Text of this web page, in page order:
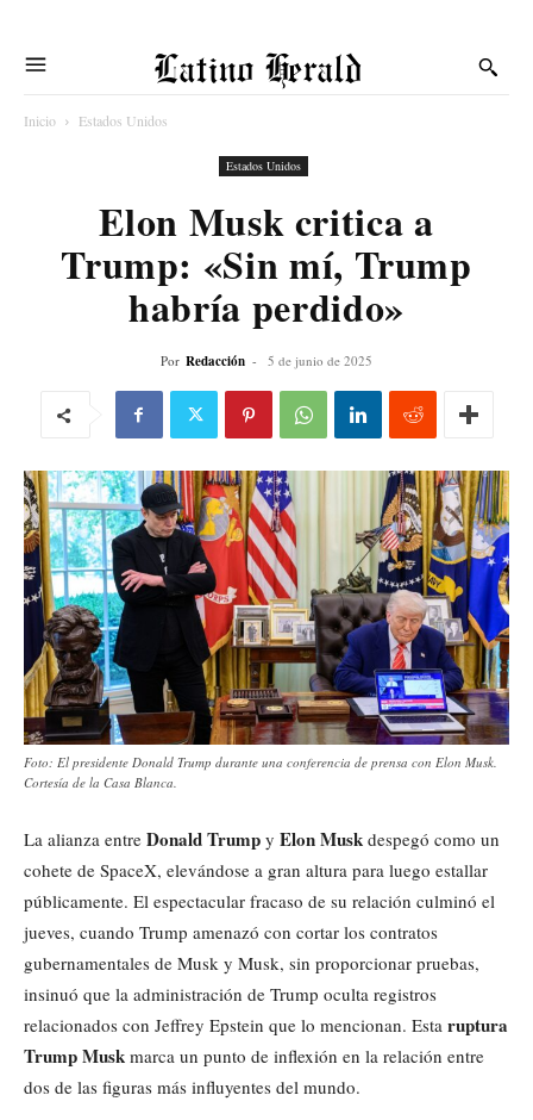
Latino Herald
Inicio Estados Unidos
Estados Unidos
Elon Musk critica a
Trump: «Sin mí, Trump
habría perdido»
Por Redacción - 5 de junio de 2025
Foto: El presidente Donald Trump durante una conferencia de prensa con Elon Musk.
Cortesía de la Casa Blanca.
La alianza entre Donald Trump y Elon Musk despegó como un
cohete de SpaceX, elevándose a gran altura para luego estallar
públicamente. El espectacular fracaso de su relación culminó el
jueves, cuando Trump amenazó con cortar los contratos
gubernamentales de Musk y Musk, sin proporcionar pruebas,
insinuó que la administración de Trump oculta registros
relacionados con Jeffrey Epstein que lo mencionan. Esta ruptura
Trump Musk marca un punto de inflexión en la relación entre
dos de las figuras más influyentes del mundo.